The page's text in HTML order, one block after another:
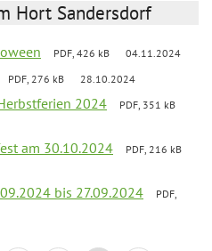
Hort Sandersdorf
PDF, 426 kB 04.11.2024
PDF, 276 kB 28.10.2024
2024
PDF, 351 kB
am 30.10.2024
PDF, 216 kB
bis 27.09.2024
PDF,